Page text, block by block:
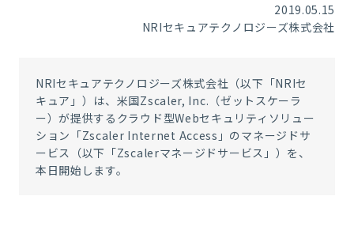
2019.05.15
NRIセキュアテクノロジーズ株式会社
NRIセキュアテクノロジーズ株式会社（以下「NRIセ
キュア」）は、米国Zscaler, Inc.（ゼットスケーラ
ー）が提供するクラウド型Webセキュリティソリュー
ション「Zscaler Internet Access」のマネージドサ
ービス（以下「Zscalerマネージドサービス」）を、
本日開始します。